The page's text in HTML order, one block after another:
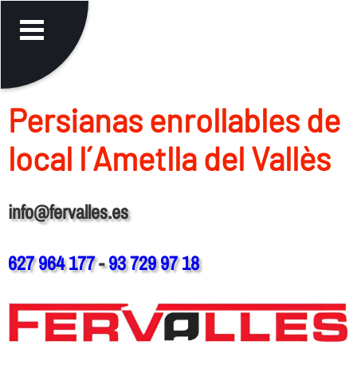
Persianas enrollables de
local l´Ametlla del Vallès
info@fervalles.es
627 964 177-93 729 97 18